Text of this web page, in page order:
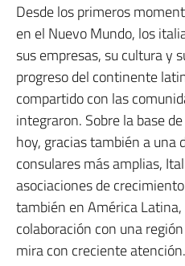
Desde los primeros
en el Nuevo Mundo, los
sus empresas, su cultura y
progreso del continente
compartido con las
integraron. Sobre la base
hoy, gracias también a una
consulares más amplias,
asociaciones de
también en América
colaboración con una
mira con creciente atención.